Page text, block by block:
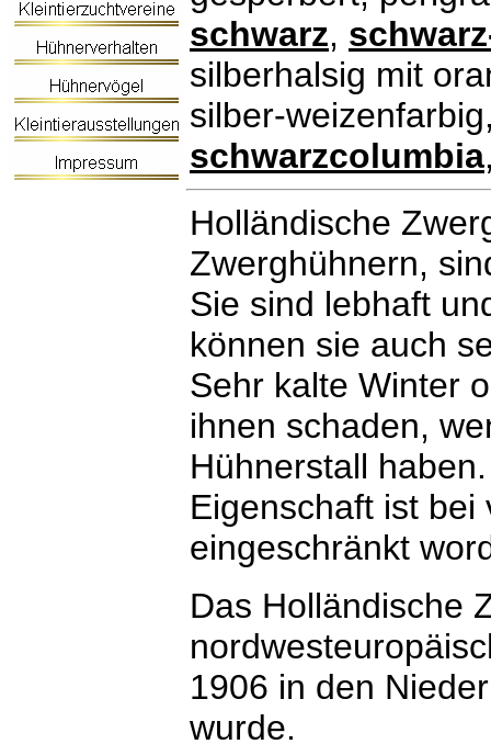
schwarz,
silberhalsig mit
silber-
schwarzcolumbia
Holländische
Zwerghühnern,
Sie sind lebhaft
können sie auch
Sehr kalte Winter
ihnen schaden,
Hühnerstall
Eigenschaft ist
eingeschränkt
Das Holländische
1906 in den
wurde.